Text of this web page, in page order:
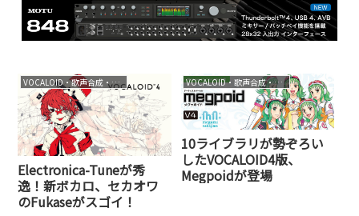
VOCALOID・歌声合成・音声合成
Electronica-Tuneが秀
逸！新ボカロ、セカオワ
のFukaseがスゴイ！
VOCALOID・歌声合成・音声合成
10ライブラリが勢ぞろい
したVOCALOID4版、
Megpoidが登場